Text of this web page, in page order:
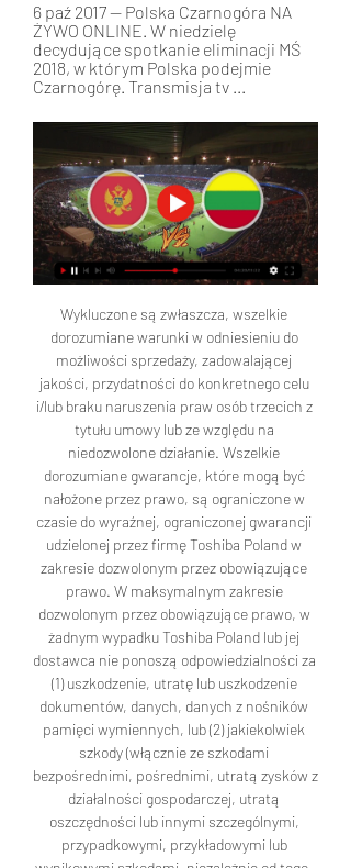
6 paź 2017 — Polska Czarnogóra NA
ŻYWO ONLINE. W niedzielę
decydujące spotkanie eliminacji MŚ
2018, w którym Polska podejmie
Czarnogórę. Transmisja tv ...
Wykluczone są zwłaszcza, wszelkie
dorozumiane warunki w odniesieniu do
możliwości sprzedaży, zadowalającej
jakości, przydatności do konkretnego celu
i/lub braku naruszenia praw osób trzecich z
tytułu umowy lub ze względu na
niedozwolone działanie. Wszelkie
dorozumiane gwarancje, które mogą być
nałożone przez prawo, są ograniczone w
czasie do wyraźnej, ograniczonej gwarancji
udzielonej przez firmę Toshiba Poland w
zakresie dozwolonym przez obowiązujące
prawo. W maksymalnym zakresie
dozwolonym przez obowiązujące prawo, w
żadnym wypadku Toshiba Poland lub jej
dostawca nie ponoszą odpowiedzialności za
(1) uszkodzenie, utratę lub uszkodzenie
dokumentów, danych, danych z nośników
pamięci wymiennych, lub (2) jakiekolwiek
szkody (włącznie ze szkodami
bezpośrednimi, pośrednimi, utratą zysków z
działalności gospodarczej, utratą
oszczędności lub innymi szczególnymi,
przypadkowymi, przykładowymi lub